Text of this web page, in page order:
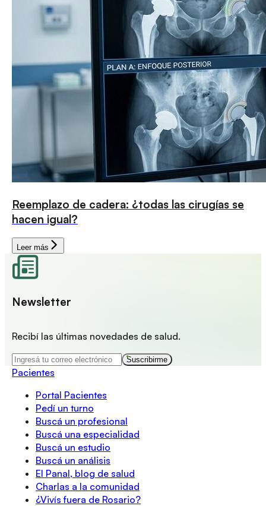
Reemplazo de cadera: ¿todas las cirugías se
hacen igual?
Leer más
Newsletter
Recibí las últimas novedades de salud.
Suscribirme
Pacientes
Portal Pacientes
Pedí un turno
Buscá un profesional
Buscá una especialidad
Buscá un estudio
Buscá un análisis
El Panal, blog de salud
Charlas a la comunidad
¿Vivís fuera de Rosario?